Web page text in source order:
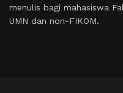
menulis bagi mahasiswa
UMN dan non-FIKOM.